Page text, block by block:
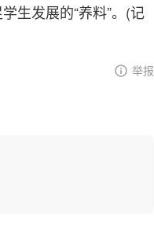
生发展的“养料”。(记
举报